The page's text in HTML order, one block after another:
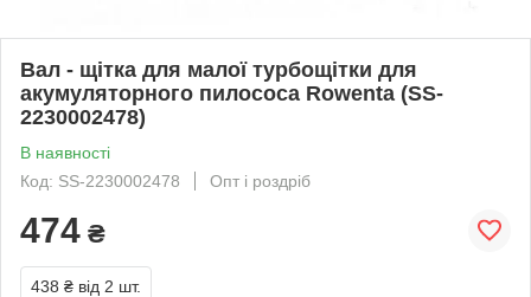
Вал - щітка для малої турбощітки для
акумуляторного пилососа Rowenta (SS-
2230002478)
В наявності
Код: SS-2230002478
Опт і роздріб
474 ₴
438 ₴ від 2 шт.